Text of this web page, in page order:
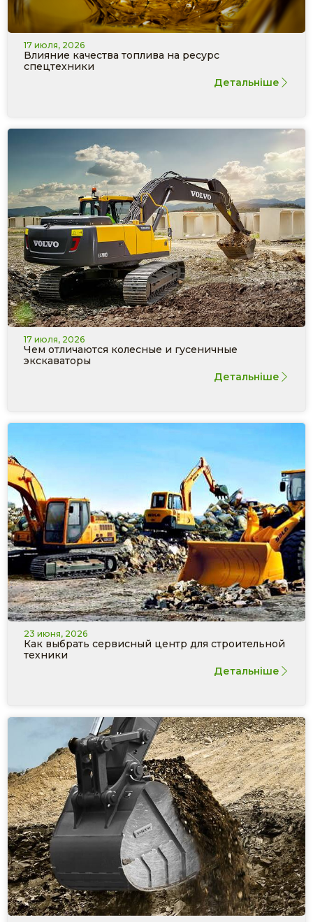
17 июля, 2026
Влияние качества топлива на ресурс
спецтехники
Детальніше
17 июля, 2026
Чем отличаются колесные и гусеничные
экскаваторы
Детальніше
23 июня, 2026
Как выбрать сервисный центр для строительной
техники
Детальніше